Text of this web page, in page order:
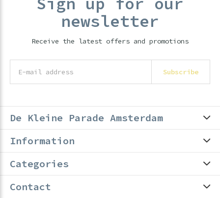
newsletter
Receive the latest offers and promotions
Subscribe
De Kleine Parade Amsterdam
Information
Categories
Contact